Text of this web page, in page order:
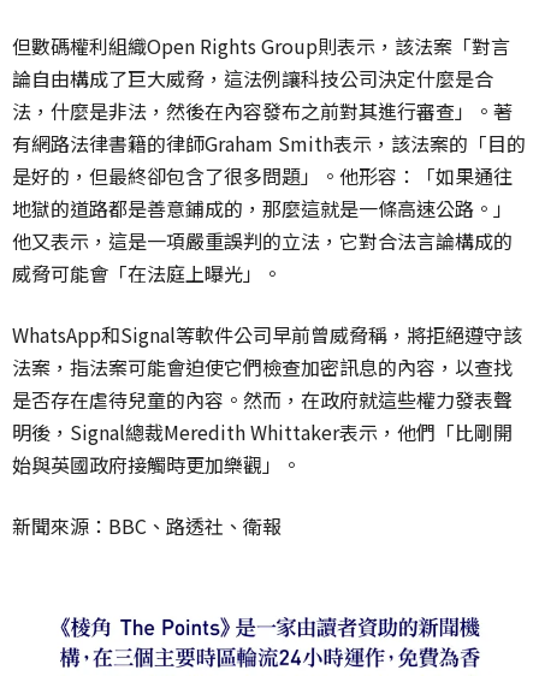
但數碼權利組織Open Rights Group則表示，該法案「對言
論自由構成了巨大威脅，這法例讓科技公司決定什麼是合
法，什麼是非法，然後在內容發布之前對其進行審查」。著
有網路法律書籍的律師Graham Smith表示，該法案的「目的
是好的，但最終卻包含了很多問題」。他形容：「如果通往
地獄的道路都是善意鋪成的，那麼這就是一條高速公路。」
他又表示，這是一項嚴重誤判的立法，它對合法言論構成的
威脅可能會「在法庭上曝光」。
WhatsApp和Signal等軟件公司早前曾威脅稱，將拒絕遵守該
法案，指法案可能會迫使它們檢查加密訊息的內容，以查找
是否存在虐待兒童的內容。然而，在政府就這些權力發表聲
明後，Signal總裁Meredith Whittaker表示，他們「比剛開
始與英國政府接觸時更加樂觀」。
新聞來源：BBC、路透社、衛報